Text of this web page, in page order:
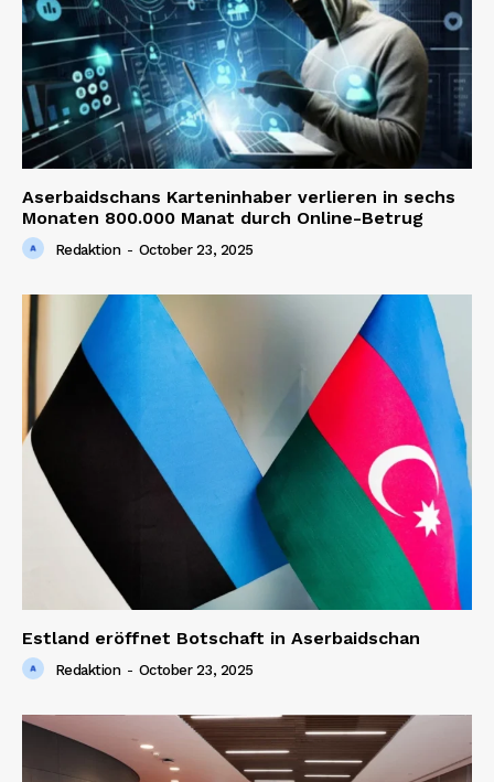
Aserbaidschans Karteninhaber verlieren in sechs
Monaten 800.000 Manat durch Online-Betrug
Redaktion - October 23, 2025
Estland eröffnet Botschaft in Aserbaidschan
Redaktion - October 23, 2025